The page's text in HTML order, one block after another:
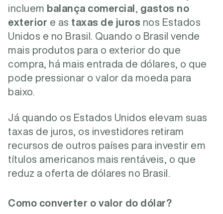
incluem balança comercial
gastos no
exterior e as taxas de juros nos Estados
Unidos e no Brasil. Quando o Brasil vende
mais produtos para o exterior do que
compra, há mais entrada de dólares, o que
pode pressionar o valor da moeda para
baixo.
Já quando os Estados Unidos elevam suas
taxas de juros, os investidores retiram
recursos de outros países para investir em
títulos americanos mais rentáveis, o que
reduz a oferta de dólares no Brasil.
Como converter o valor do dólar?